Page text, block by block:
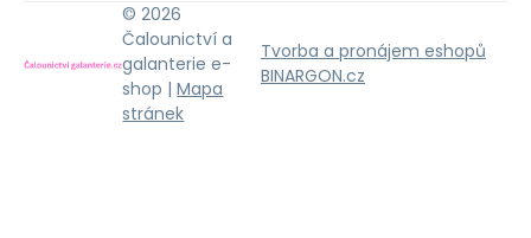
© 2026
Čalounictví a
galanterie e-
shop |Mapa
stránek
Tvorba a pronájem eshopů
BINARGON.cz